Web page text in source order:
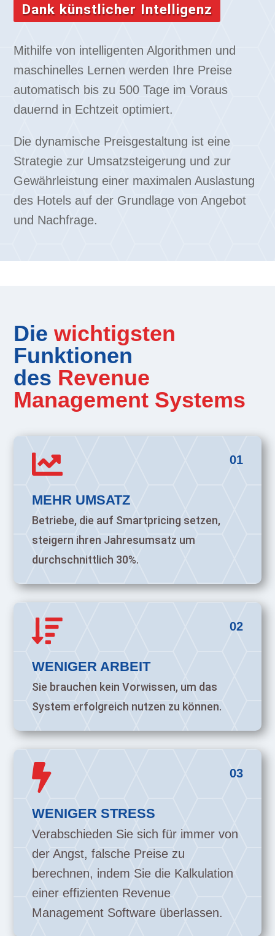
Dank künstlicher Intelligenz
Mithilfe von intelligenten Algorithmen und
maschinelles Lernen werden Ihre Preise
automatisch bis zu 500 Tage im Voraus
dauernd in Echtzeit optimiert.
Die dynamische Preisgestaltung ist eine
Strategie zur Umsatzsteigerung und zur
Gewährleistung einer maximalen Auslastung
des Hotels auf der Grundlage von Angebot
und Nachfrage.
Diewichtigsten
Funktionen
des Revenue
Management Systems
01

MEHR UMSATZ
Betriebe, die auf Smartpricing setzen,
steigern ihren Jahresumsatz um
durchschnittlich 30%.
02

WENIGER ARBEIT
Sie brauchen kein Vorwissen, um das
System erfolgreich nutzen zu können.
03

WENIGER STRESS
Verabschieden Sie sich für immer von
der Angst, falsche Preise zu
berechnen, indem Sie die Kalkulation
einer effizienten Revenue
Management Software überlassen.